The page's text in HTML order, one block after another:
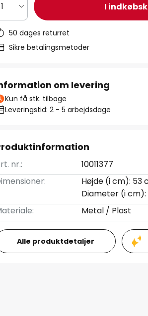
1 I
50 dages returret
Sikre betalingsmetoder
om levering
Kun få stk. tilbage
Leveringstid: 2 - 5 arbejdsdage
nr.:
10011377
Højde (i cm): 53
Diameter (i cm):
Metal / Plast
Alle produktdetaljer